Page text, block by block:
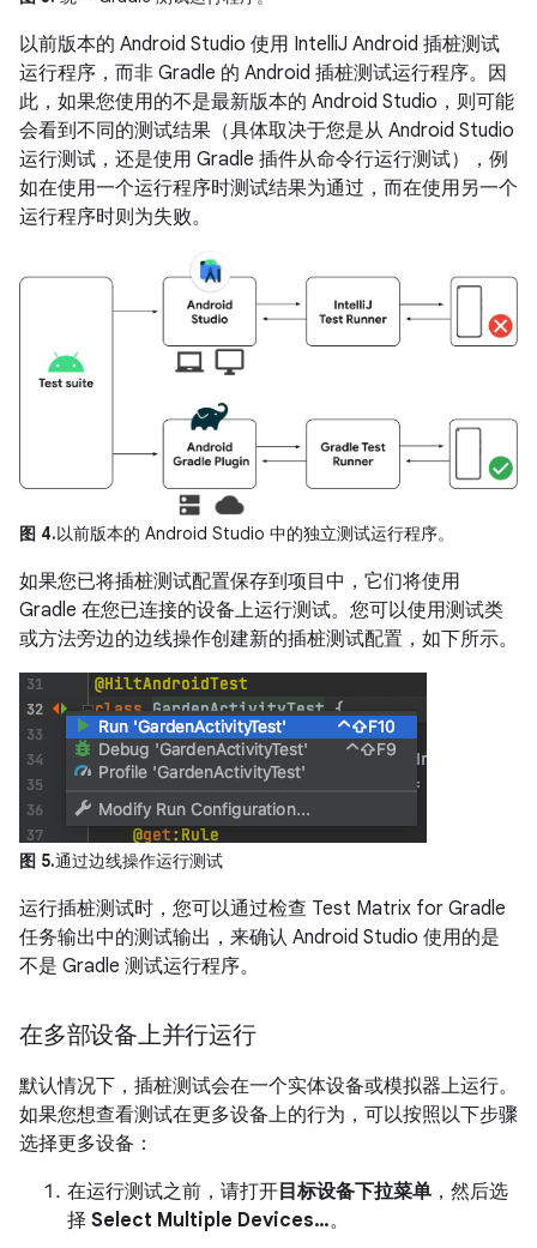
以前版本的 Android Studio 使用 IntelliJ Android 插桩测试
运行程序，而非 Gradle 的 Android 插桩测试运行程序。因
此，如果您使用的不是最新版本的 Android Studio，则可能
会看到不同的测试结果（具体取决于您是从 Android Studio
运行测试，还是使用 Gradle 插件从命令行运行测试），例
如在使用一个运行程序时测试结果为通过，而在使用另一个
运行程序时则为失败。
图 4.以前版本的 Android Studio 中的独立测试运行程序。
如果您已将插桩测试配置保存到项目中，它们将使用
Gradle 在您已连接的设备上运行测试。您可以使用测试类
或方法旁边的边线操作创建新的插桩测试配置，如下所示。
图 5.通过边线操作运行测试
运行插桩测试时，您可以通过检查 Test Matrix for Gradle
任务输出中的测试输出，来确认 Android Studio 使用的是
不是 Gradle 测试运行程序。
在多部设备上并行运行
默认情况下，插桩测试会在一个实体设备或模拟器上运行。
如果您想查看测试在更多设备上的行为，可以按照以下步骤
选择更多设备：
在运行测试之前，请打开目标设备下拉菜单 ，然后选
择 Select Multiple Devices…。